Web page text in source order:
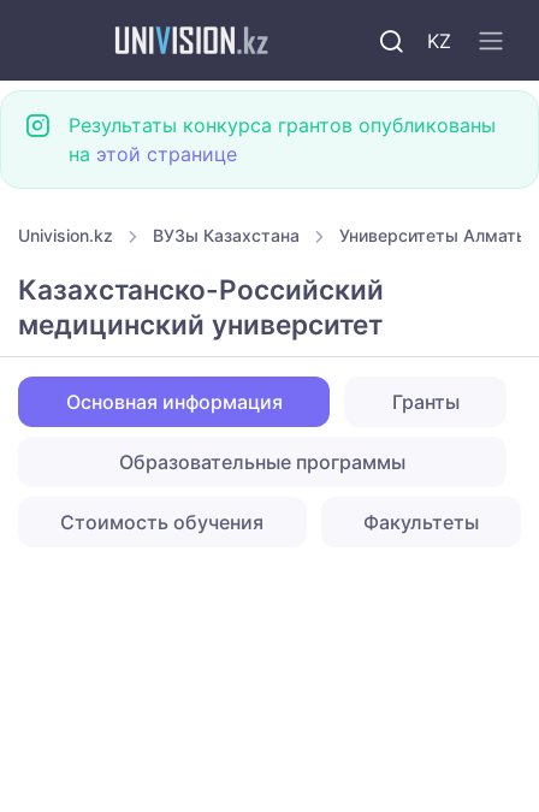
KZ
Результаты конкурса грантов опубликованы
на этой странице
Univision.kz ВУЗы Казахстана Университеты Алматы
Казахстанско-Российский
медицинский университет
Основная информация Гранты
Образовательные программы
Стоимость обучения Факультеты